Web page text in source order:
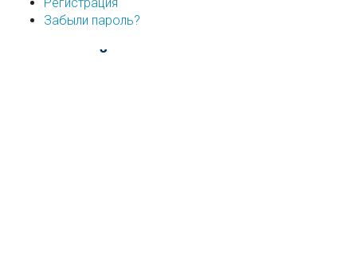
Забыли пароль?
...или войдите используя